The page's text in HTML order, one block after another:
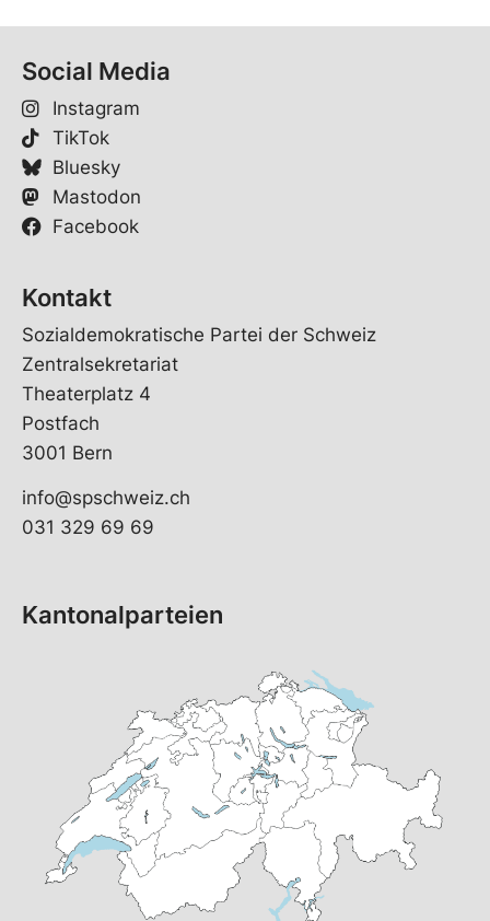
Social Media
Instagram
TikTok
Bluesky
Mastodon
Facebook
Kontakt
Sozialdemokratische Partei der Schweiz
Zentralsekretariat
Theaterplatz 4
Postfach
3001 Bern
info@spschweiz.ch
031 329 69 69
Kantonalparteien